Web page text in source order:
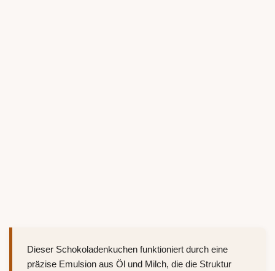
Dieser Schokoladenkuchen funktioniert durch eine
präzise Emulsion aus Öl und Milch, die die Struktur